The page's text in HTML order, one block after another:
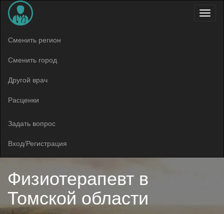
Меню
Сменить регион
Сменить город
Другой врач
Расценки
Задать вопрос
Вход/Регистрация
Физиотерапевт в
Томской области